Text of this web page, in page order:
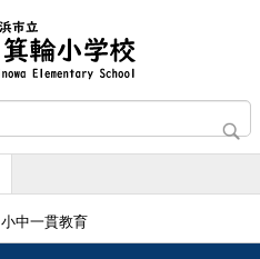
小中一貫教育